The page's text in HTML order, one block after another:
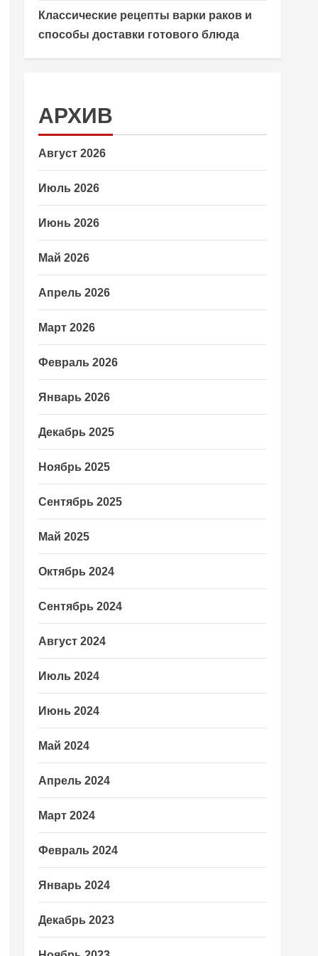
Классические рецепты варки раков и
способы доставки готового блюда
АРХИВ
Август 2026
Июль 2026
Июнь 2026
Май 2026
Апрель 2026
Март 2026
Февраль 2026
Январь 2026
Декабрь 2025
Ноябрь 2025
Сентябрь 2025
Май 2025
Октябрь 2024
Сентябрь 2024
Август 2024
Июль 2024
Июнь 2024
Май 2024
Апрель 2024
Март 2024
Февраль 2024
Январь 2024
Декабрь 2023